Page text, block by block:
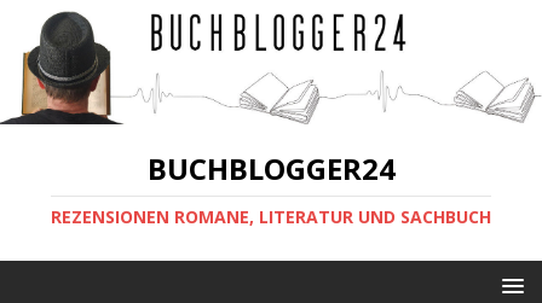
BUCHBLOGGER24
REZENSIONEN ROMANE, LITERATUR UND SACHBUCH